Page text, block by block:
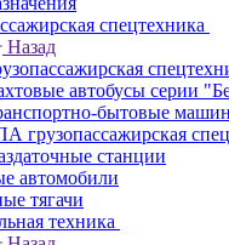
спецтехника
Назад
автобусы серии
бытовые
грузопассажирская
станции
автомобили
тягачи
техника